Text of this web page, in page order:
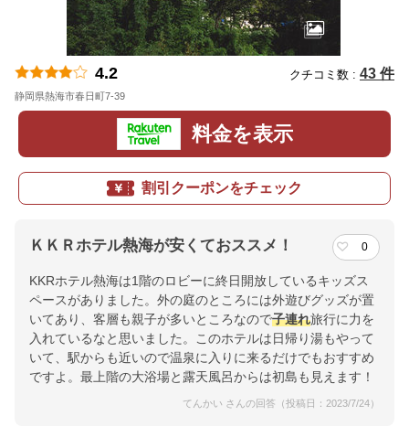
4.2 クチコミ数 : 43 件
静岡県熱海市春日町7-39
料金を表示
割引クーポンをチェック
ＫＫＲホテル熱海が安くておススメ！ 0
KKRホテル熱海は1階のロビーに終日開放しているキッズス
ペースがありました。外の庭のところには外遊びグッズが置
いてあり、客層も親子が多いところなので子連れ旅行に力を
入れているなと思いました。このホテルは日帰り湯もやって
いて、駅からも近いので温泉に入りに来るだけでもおすすめ
ですよ。最上階の大浴場と露天風呂からは初島も見えます！
てんかい さんの回答（投稿日：2023/7/24）